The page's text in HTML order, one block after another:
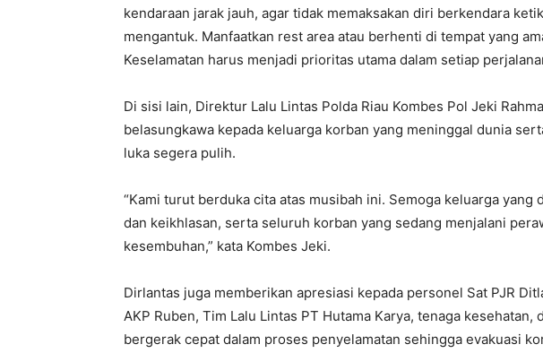
kendaraan jarak jauh, agar tidak memaksakan diri berkendara
mengantuk. Manfaatkan rest area atau berhenti di tempat yang
Keselamatan harus menjadi prioritas utama dalam setiap
Di sisi lain, Direktur Lalu Lintas Polda Riau Kombes Pol Jeki
belasungkawa kepada keluarga korban yang meninggal dunia
luka segera pulih.
“Kami turut berduka cita atas musibah ini. Semoga keluarga yang
dan keikhlasan, serta seluruh korban yang sedang menjalani
kesembuhan,” kata Kombes Jeki.
Dirlantas juga memberikan apresiasi kepada personel Sat PJR
AKP Ruben, Tim Lalu Lintas PT Hutama Karya, tenaga
bergerak cepat dalam proses penyelamatan sehingga evakuasi